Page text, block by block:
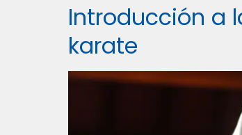
Introducción a
karate